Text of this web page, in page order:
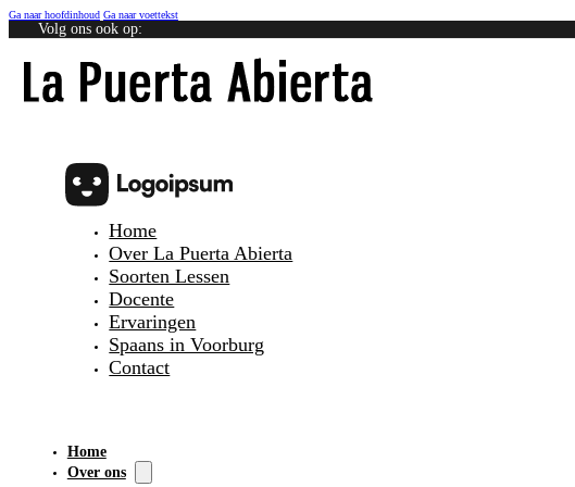
Ga naar hoofdinhoud Ga naar voettekst
Volg ons ook op:
Home
Over La Puerta Abierta
Soorten Lessen
Docente
Ervaringen
Spaans in Voorburg
Contact
Home
Over ons